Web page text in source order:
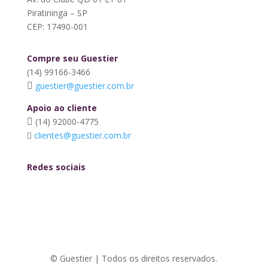
Piratininga – SP
CEP: 17490-001
Compre seu Guestier
(14) 99166-3466
guestier@guestier.com.br
Apoio ao cliente
(14) 92000-4775
clientes@guestier.com.br
Redes sociais
© Guestier | Todos os direitos reservados.